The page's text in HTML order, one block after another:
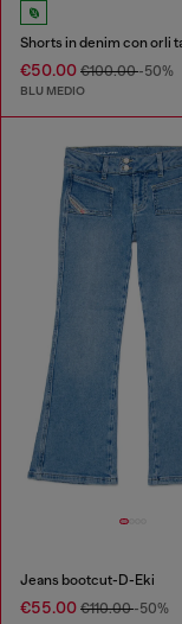
€50.00 €100.00-50%
BLU MEDIO
Jeans bootcut-D-Eki
€55.00 €110.00-50%